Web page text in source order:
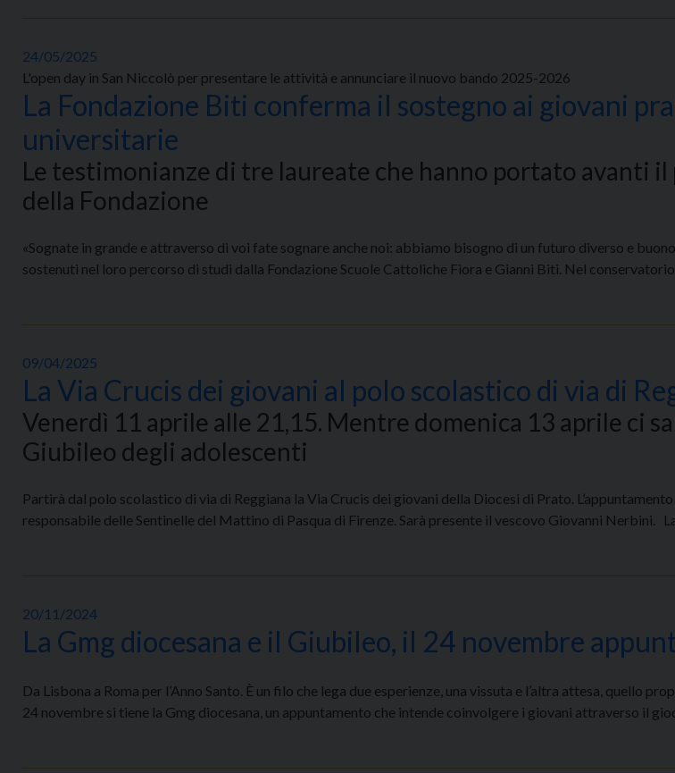
24/05/2025
L'open day in San Niccolò per presentare le attività e annunciare il nuovo bando 2025-2026
La Fondazione Biti conferma il sostegno ai giovani
universitarie
Le testimonianze di tre laureate che hanno portato avanti
della Fondazione
«Sognate in grande e attraverso di voi fate sognare anche noi: abbiamo bisogno di un futuro diverso e
sostenuti nel loro percorso di studi dalla Fondazione Scuole Cattoliche Fiora e Gianni Biti. Nel
09/04/2025
La Via Crucis dei giovani al polo scolastico di via di
Venerdì 11 aprile alle 21,15. Mentre domenica 13 aprile ci
Giubileo degli adolescenti
Partirà dal polo scolastico di via di Reggiana la Via Crucis dei giovani della Diocesi di Prato.
responsabile delle Sentinelle del Mattino di Pasqua di Firenze. Sarà presente il vescovo Giovanni Nerbini.
20/11/2024
La Gmg diocesana e il Giubileo, il 24 novembre
Da Lisbona a Roma per l’Anno Santo. È un filo che lega due esperienze, una vissuta e l’altra attesa, quello
24 novembre si tiene la Gmg diocesana, un appuntamento che intende coinvolgere i giovani attraverso il